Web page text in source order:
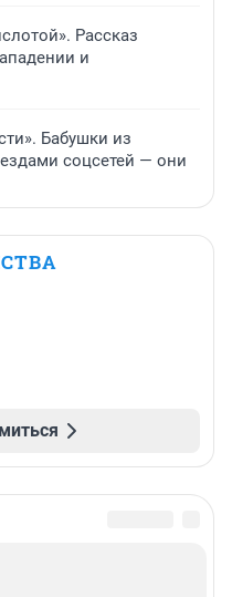
Рассказ
и
Бабушки из
соцсетей — они